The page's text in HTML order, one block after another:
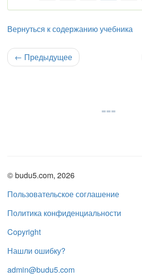
Вернуться к содержанию учебника
← Предыдущее
© budu5.com, 2026
Пользовательское соглашение
Политика конфиденциальности
Copyright
Нашли ошибку?
admin@budu5.com